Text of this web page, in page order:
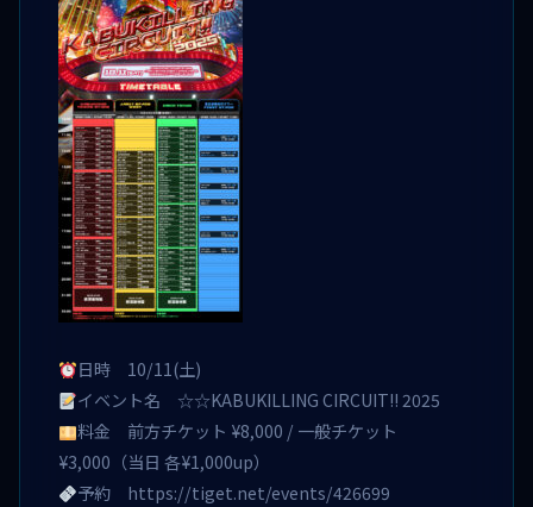
日時 10/11(土)
イベント名 ☆☆KABUKILLING CIRCUIT!! 2025
料金 前方チケット ¥8,000 / 一般チケット
¥3,000（当日 各¥1,000up）
予約 https://tiget.net/events/426699